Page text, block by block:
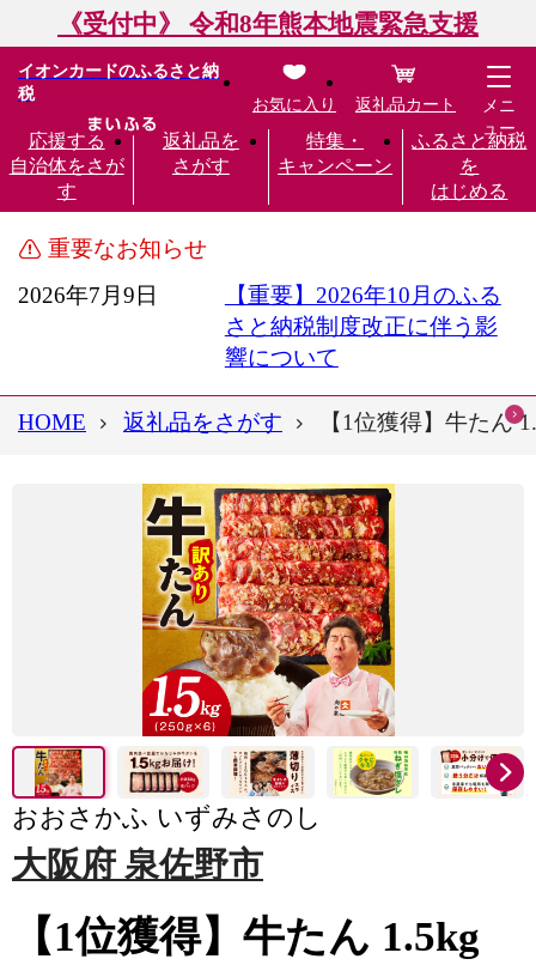
《受付中》 令和8年熊本地震緊急支援
イオンカードのふるさと納
税
応援する
自治体をさが
す
返礼品を
さがす
特集・
キャンペーン
ふるさと納税
を
はじめる
お気に入り 返礼品カート
メニ
ュー
重要なお知らせ
2026年7月9日
【重要】2026年10月のふる
さと納税制度改正に伴う影
響について
HOME 返礼品をさがす 【1位獲得】牛たん
おおさかふ いずみさのし
大阪府 泉佐野市
【1位獲得】牛たん 1.5kg